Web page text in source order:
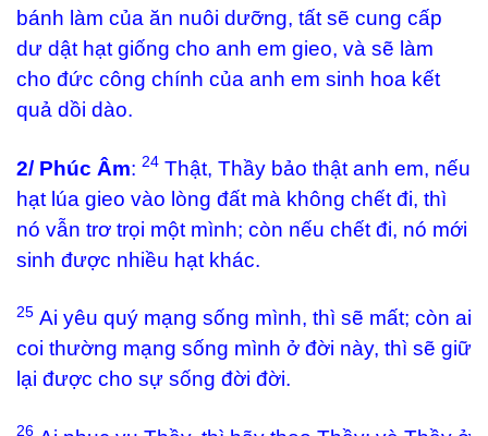
bánh làm của ăn nuôi dưỡng, tất sẽ cung cấp
dư dật hạt giống cho anh em gieo, và sẽ làm
cho đức công chính của anh em sinh hoa kết
quả dồi dào.
2/ Phúc Âm: 24 Thật, Thầy bảo thật anh em, nếu
hạt lúa gieo vào lòng đất mà không chết đi, thì
nó vẫn trơ trọi một mình; còn nếu chết đi, nó mới
sinh được nhiều hạt khác.
25 Ai yêu quý mạng sống mình, thì sẽ mất; còn ai
coi thường mạng sống mình ở đời này, thì sẽ giữ
lại được cho sự sống đời đời.
26